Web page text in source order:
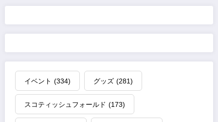
イベント (334) グッズ (281)
スコティッシュフォールド (173)